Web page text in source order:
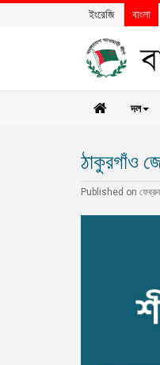
ইংরেজি বাংলা
দল
ঠাকুরগাঁও
Published on